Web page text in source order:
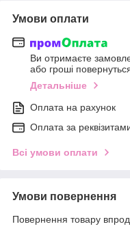
Умови оплати
Ви отримаєте
або гроші
Детальніше
Оплата на рахунок
Оплата за
Всі умови оплати
Умови повернення
Повернення товару